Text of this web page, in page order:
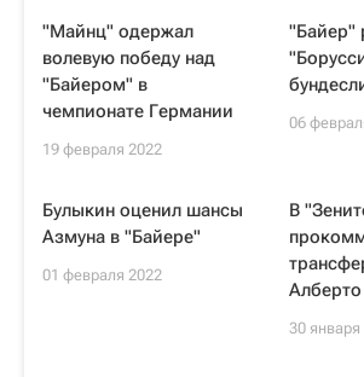
"Майнц" одержал
волевую победу над
"Байером" в
чемпионате Германии
19 февраля 2022
"Байер"
06
Булыкин оценил шансы
Азмуна в "Байере"
01 февраля 2022
В
Алберто
30 января